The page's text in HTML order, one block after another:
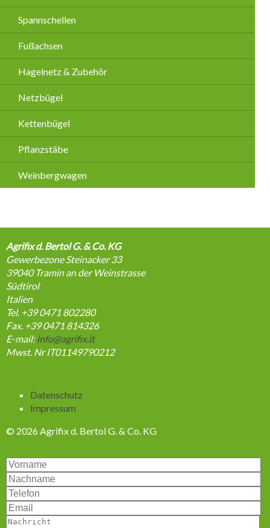
Spannschellen
Fußachsen
Hagelnetz & Zubehör
Netzbügel
Kettenbügel
Pflanzstäbe
Weinbergwagen
Agrifix d. Bertol G. & Co. KG
Gewerbezone Steinacker 33
39040 Tramin an der Weinstrasse
Südtirol
Italien
Tel. +39 0471 802280
Fax. +39 0471 814326
E-mail:info@agrifix.it
Mwst. Nr IT01149790212
überspringen
Datenschutz
Impressum
© 2026 Agrifix d. Bertol G. & Co. KG